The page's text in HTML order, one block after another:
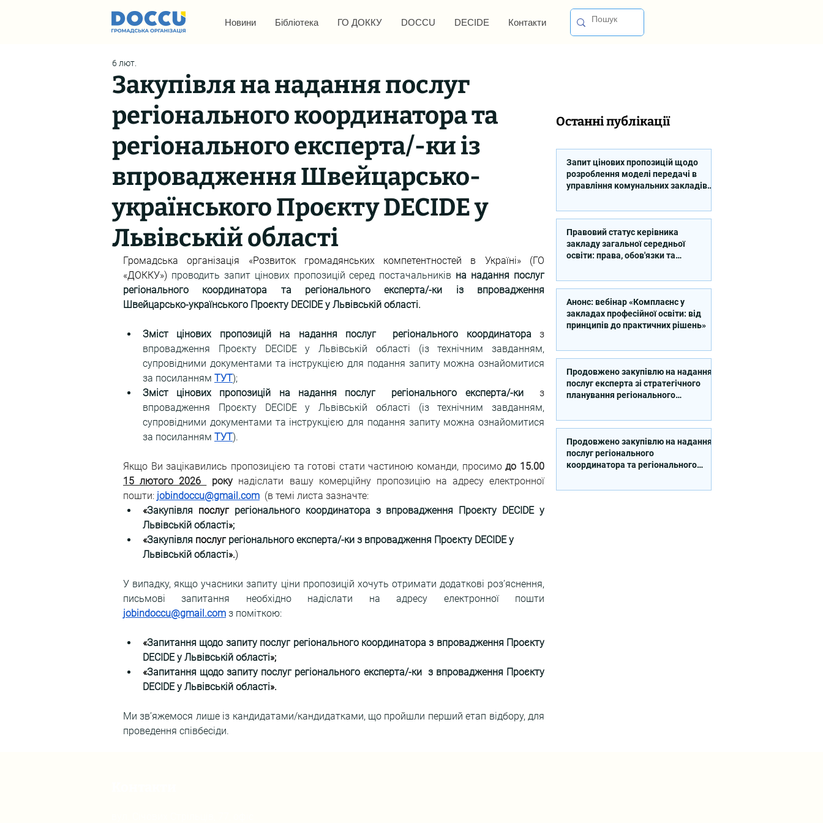
Новини Бібліотека ГО ДОККУ DOCCU DECIDE Контакти
Закупівля на надання послуг
регіонального координатора та
регіонального експерта/-ки із
впровадження Швейцарсько-
українського Проєкту DECIDE у
Львівській області
6 лют.
Громадська організація «Розвиток громадянських компетентностей в Україні» (ГО
«ДОККУ») проводить запит цінових пропозицій серед постачальників на надання послуг
регіонального координатора та регіонального експерта/-ки із впровадження
Швейцарсько-українського Проєкту DECIDE у Львівській області.
Зміст цінових пропозицій на надання послуг  регіонального координатора
впровадження Проєкту DECIDE у Львівській області (із технічним завданням,
супровідними документами та інструкцією для подання запиту можна ознайомитися
за посиланням ТУТ);
Зміст цінових пропозицій на надання послуг  регіонального експерта/-ки
впровадження Проєкту DECIDE у Львівській області (із технічним завданням,
супровідними документами та інструкцією для подання запиту можна ознайомитися
за посиланням ТУТ).
Якщо Ви зацікавились пропозицією та готові стати частиною команди, просимо
15 лютого 2026
року надіслати вашу комерційну пропозицію на адресу електронної
пошти: jobindoccu@gmail.com (в темі листа зазначте:
«Закупівля послуг регіонального координатора з впровадження Проєкту DECIDE у
Львівській області»;
«Закупівля послуг регіонального експерта/-ки з впровадження Проєкту DECIDE у
Львівській області».)
У випадку, якщо учасники запиту ціни пропозицій хочуть отримати додаткові роз’яснення,
jobindoccu@gmail.com з поміткою:
«Запитання щодо запиту послуг регіонального координатора з впровадження Проєкту
DECIDE у Львівській області»;
«Запитання щодо запиту послуг регіонального експерта/-ки  з впровадження Проєкту
DECIDE у Львівській області».
Ми зв’яжемося лише із кандидатами/кандидатками, що пройшли перший етап відбору, для
проведення співбесіди.
Останні публікації
Запит цінових пропозицій щодо
розроблення моделі передачі в
управління комунальних закладів
Правовий статус керівника
закладу загальної середньої
освіти: права, обов'язки та
Анонс: вебінар «Комплаєнс у
закладах професійної освіти: від
принципів до практичних рішень»
Продовжено закупівлю на надання
послуг експерта зі стратегічного
планування регіонального
реалізації Швейцарсько-
українського Проєкту DECIDE
Продовжено закупівлю на надання
послуг регіонального
координатора та регіонального
Швейцарсько-українського